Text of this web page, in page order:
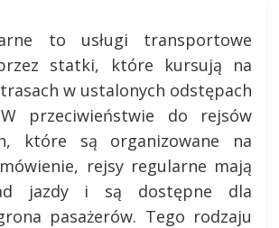
to usługi transportowe
statki, które kursują na
w ustalonych odstępach
W przeciwieństwie do rejsów
które są organizowane na
rejsy regularne mają
jazdy i są dostępne dla
pasażerów. Tego rodzaju